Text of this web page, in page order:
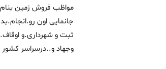
مواظب فروش زمین بنام
جانمایی اون
ثبت و شهرداری.و
وجهاد و..درسراسر کشور 09155233719..09395233719